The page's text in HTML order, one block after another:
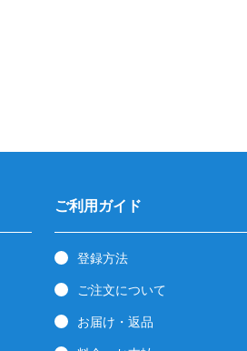
ご利用ガイド
登録方法
ご注文について
お届け・返品